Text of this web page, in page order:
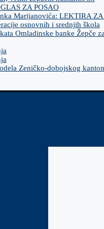
ZA POSAO
Marijanovića: LEKTIRA
osnovnih i srednjih škola
Omladinske banke Žepče
Zeničko-dobojskog